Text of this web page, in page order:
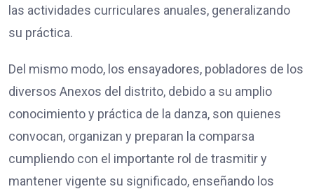
las actividades curriculares anuales, generalizando
su práctica.
Del mismo modo, los ensayadores, pobladores de los
diversos Anexos del distrito, debido a su amplio
conocimiento y práctica de la danza, son quienes
convocan, organizan y preparan la comparsa
cumpliendo con el importante rol de trasmitir y
mantener vigente su significado, enseñando los